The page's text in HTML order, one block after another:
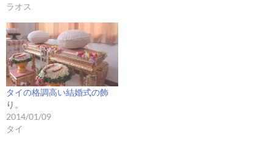
ラオス
タイの格調高い結婚式の飾
り。
2014/01/09
タイ